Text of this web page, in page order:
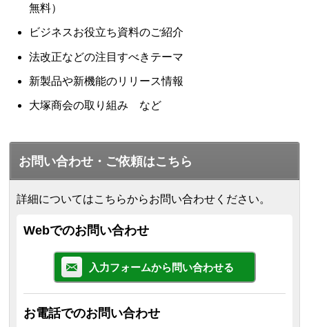
無料）
ビジネスお役立ち資料のご紹介
法改正などの注目すべきテーマ
新製品や新機能のリリース情報
大塚商会の取り組み など
お問い合わせ・ご依頼はこちら
詳細についてはこちらからお問い合わせください。
Webでのお問い合わせ
入力フォームから問い合わせる
お電話でのお問い合わせ